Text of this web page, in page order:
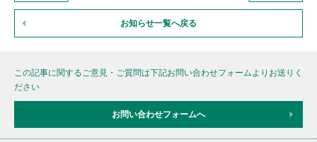
お知らせ一覧へ戻る
この記事に関するご意見・ご質問は下記お問い合わせフォームよりお送りく
ださい
お問い合わせフォームへ